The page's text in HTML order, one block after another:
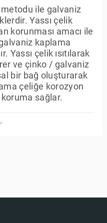
metodu ile galvaniz
Yassı çelik
korunması amacı ile
kaplama
Yassı çelik ısıtılarak
ve çinko / galvaniz
bir bağ oluşturarak
çeliğe korozyon
sağlar.